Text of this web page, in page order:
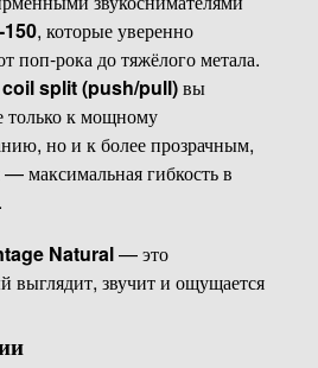
, которые уверенно
поп-рока до тяжёлого метала.
coil split (push/pull)вы
только к мощному
но и к более прозрачным,
максимальная гибкость в
Natural— это
выглядит, звучит и ощущается